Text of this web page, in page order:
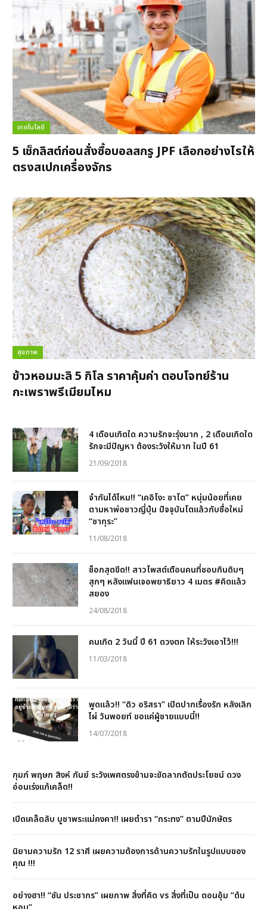
เทคโนโลยี
5 เช็กลิสต์ก่อนสั่งซื้อบอลสกรู JPF เลือกอย่างไรให้
ตรงสเปกเครื่องจักร
สุขภาพ
ข้าวหอมมะลิ 5 กิโล ราคาคุ้มค่า ตอบโจทย์ร้าน
กะเพราพรีเมียมไหม
4 เดือนเกิดใด ความรักจะรุ่งมาก , 2 เดือนเกิดใด
รักจะมีปัญหา ต้องระวังให้มาก ในปี 61
21/09/2018
จำกันได้ไหม!! “เคอิโงะ ซาโต” หนุ่มน้อยที่เคย
ตามหาพ่อชาวญี่ปุ่น ปัจจุบันโตแล้วกับชื่อใหม่
“ซากุระ”
11/08/2018
ช็อกสุดขีด!! สาวโพสต์เตือนคนที่ชอบกินดิบๆ
สุกๆ หลังแฟนเจอพยาธิยาว 4 เมตร #คิดแล้ว
สยอง
24/08/2018
คนเกิด 2 วันนี้ ปี 61 ดวงตก ให้ระวังเอาไว้!!!
11/03/2018
พูดแล้ว!! “ดิว อริสรา” เปิดปากเรื่องรัก หลังเลิก
ไผ่ วันพอยท์ ขอแค่ผู้ชายแบบนี้!!
14/07/2018
กุมภ์ พฤษภ สิงห์ กันย์ ระวังเพศตรงข้ามจะขัดลาภตัดประโยชน์ ดวง
อ่อนเร่งแก้เคล็ด!!
เปิดเคล็ดลับ บูชาพระแม่คงคา!! เผยตำรา “กระทง” ตามปีนักษัตร
นิยามความรัก 12 ราศี เผยความต้องการด้านความรักในรูปแบบของ
คุณ !!!
อย่างฮา!! “ซัน ประชากร” เผยภาพ สิ่งที่คิด vs สิ่งที่เป็น ตอนอุ้ม “ต้น